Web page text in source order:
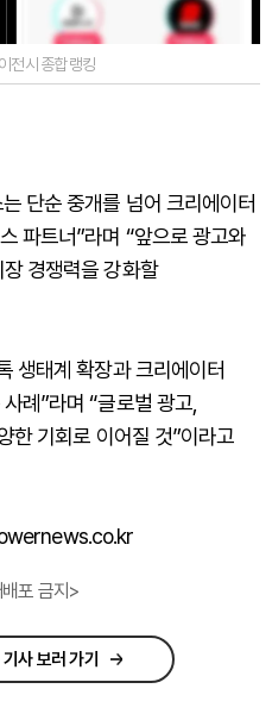
전시 종합 랭킹
단순 중개를 넘어 크리에이터
파트너”라며 “앞으로 광고와
경쟁력을 강화할
생태계 확장과 크리에이터
례”라며 “글로벌 광고,
한 기회로 이어질 것”이라고
포 금지>
사 보러 가기